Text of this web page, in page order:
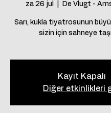
za 26 jul De Vlugt -
Sarı, kukla tiyatrosunun
sizin için sahneye
Kayıt Kapalı
Diğer etkinlikleri